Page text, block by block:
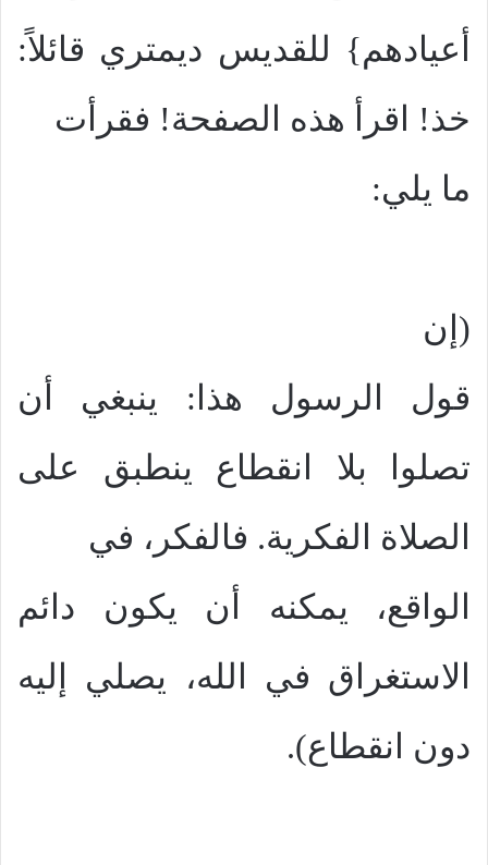
أعيادهم} للقديس ديمتري قائلاً:
خذ! اقرأ هذه الصفحة! فقرأت
ما يلي:
(إن
قول الرسول هذا: ينبغي أن
تصلوا بلا انقطاع ينطبق على
الصلاة الفكرية. فالفكر، في
الواقع، يمكنه أن يكون دائم
الاستغراق في الله، يصلي إليه
دون انقطاع).